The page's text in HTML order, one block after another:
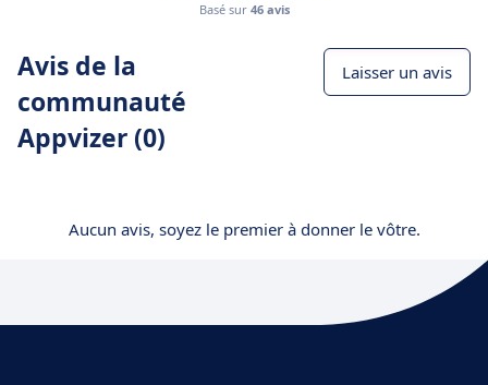
Basé sur 46 avis
Avis de la
communauté
Appvizer (0)
Laisser un avis
Aucun avis, soyez le premier à donner le vôtre.